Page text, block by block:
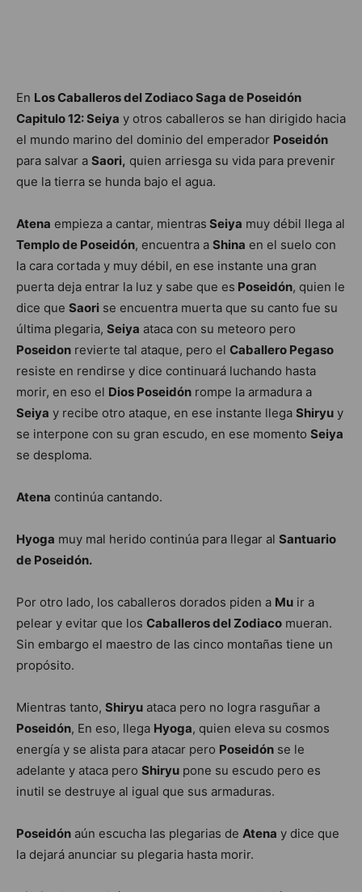
En Los Caballeros del Zodiaco Saga de Poseidón
Capitulo 12: Seiya y otros caballeros se han dirigido hacia
el mundo marino del dominio del emperador Poseidón
para salvar a Saori, quien arriesga su vida para prevenir
que la tierra se hunda bajo el agua.
Atena empieza a cantar, mientras Seiya muy débil llega al
Templo de Poseidón, encuentra a Shina en el suelo con
la cara cortada y muy débil, en ese instante una gran
puerta deja entrar la luz y sabe que es Poseidón, quien le
dice que Saori se encuentra muerta que su canto fue su
última plegaria, Seiya ataca con su meteoro pero
Poseidon revierte tal ataque, pero el Caballero Pegaso
resiste en rendirse y dice continuará luchando hasta
morir, en eso el Dios Poseidón rompe la armadura a
Seiya y recibe otro ataque, en ese instante llega Shiryu y
se interpone con su gran escudo, en ese momento Seiya
se desploma.
Atena continúa cantando.
Hyoga muy mal herido continúa para llegar al Santuario
de Poseidón.
Por otro lado, los caballeros dorados piden a Mu ir a
pelear y evitar que los Caballeros del Zodiaco mueran.
Sin embargo el maestro de las cinco montañas tiene un
propósito.
Mientras tanto, Shiryu ataca pero no logra rasguñar a
Poseidón, En eso, llega Hyoga, quien eleva su cosmos
energía y se alista para atacar pero Poseidón se le
adelante y ataca pero Shiryu pone su escudo pero es
inutil se destruye al igual que sus armaduras.
Poseidón aún escucha las plegarias de Atena y dice que
la dejará anunciar su plegaria hasta morir.